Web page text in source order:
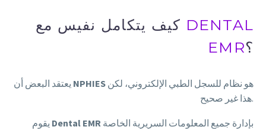
DENTAL
EMR؟
NPHIES
هذا غير صحيح.
Dental EMR